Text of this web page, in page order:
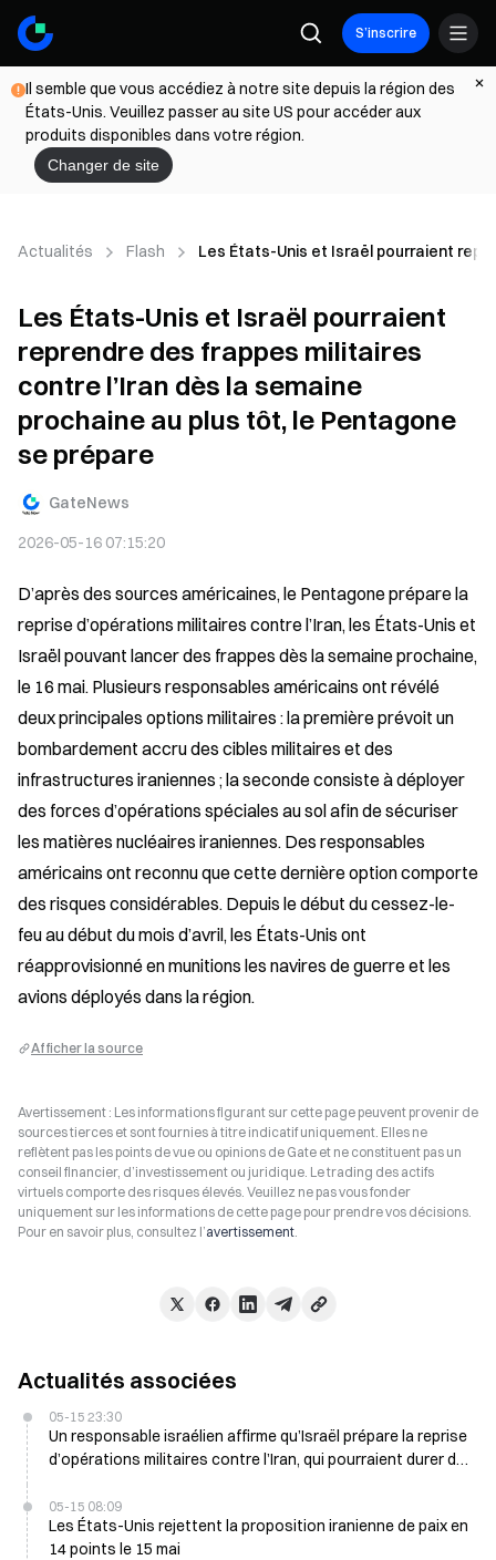
S’inscrire
Il semble que vous accédiez à notre site depuis la région des
États-Unis. Veuillez passer au site US pour accéder aux
produits disponibles dans votre région.
Changer de site
Actualités Flash Les États-Unis et Israël pourraient
Les États-Unis et Israël pourraient
reprendre des frappes militaires
contre l’Iran dès la semaine
prochaine au plus tôt, le Pentagone
se prépare
GateNews
2026-05-16 07:15:20
D’après des sources américaines, le Pentagone prépare la
reprise d’opérations militaires contre l’Iran, les États-Unis et
Israël pouvant lancer des frappes dès la semaine prochaine,
le 16 mai. Plusieurs responsables américains ont révélé
deux principales options militaires : la première prévoit un
bombardement accru des cibles militaires et des
infrastructures iraniennes ; la seconde consiste à déployer
des forces d’opérations spéciales au sol afin de sécuriser
les matières nucléaires iraniennes. Des responsables
américains ont reconnu que cette dernière option comporte
des risques considérables. Depuis le début du cessez-le-
feu au début du mois d’avril, les États-Unis ont
réapprovisionné en munitions les navires de guerre et les
avions déployés dans la région.
Afficher la source
Avertissement : Les informations figurant sur cette page peuvent provenir de
sources tierces et sont fournies à titre indicatif uniquement. Elles ne
reflètent pas les points de vue ou opinions de Gate et ne constituent pas un
conseil financier, d’investissement ou juridique. Le trading des actifs
virtuels comporte des risques élevés. Veuillez ne pas vous fonder
uniquement sur les informations de cette page pour prendre vos décisions.
Pour en savoir plus, consultez l’avertissement.
Actualités associées
05-15 23:30
Un responsable israélien affirme qu’Israël prépare la reprise
d’opérations militaires contre l’Iran, qui pourraient durer de
05-15 08:09
Les États-Unis rejettent la proposition iranienne de paix en
14 points le 15 mai